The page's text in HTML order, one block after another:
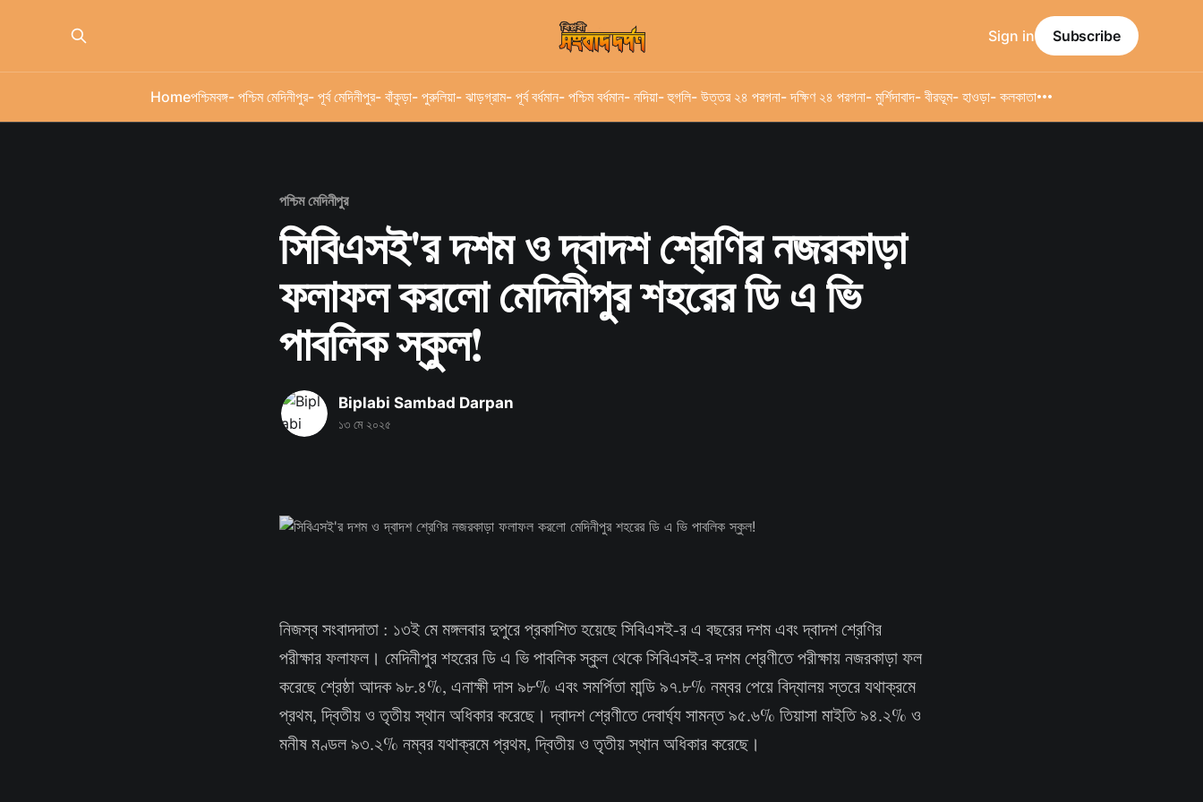
Homeপশ্চিমবঙ্গ- পশ্চিম মেদিনীপুর- পূর্ব মেদিনীপুর- বাঁকুড়া- পুরুলিয়া- ঝাড়গ্রাম- পূর্ব বর্ধমান- পশ্চিম বর্ধমান- নদিয়া- হুগলি- উত্তর ২৪ পরগনা- দক্ষিণ ২৪ পরগনা- মুর্শিদাবাদ- বীরভূম- হাওড়া- কলকাতা
Sign in Subscribe
পশ্চিম মেদিনীপুর
সিবিএসই'র দশম ও দ্বাদশ শ্রেণির নজরকাড়া
ফলাফল করলো মেদিনীপুর শহরের ডি এ ভি
পাবলিক স্কুল!
Biplabi Sambad Darpan
১৩ মে ২০২৫
নিজস্ব সংবাদদাতা : ১৩ই মে মঙ্গলবার দুপুরে প্রকাশিত হয়েছে সিবি‌এসই-র এ বছরের দশম এবং দ্বাদশ শ্রেণির
পরীক্ষার ফলাফল। মেদিনীপুর শহরের ডি এ ভি পাবলিক স্কুল থেকে সিবিএসই-র দশম শ্রেণীতে পরীক্ষায় নজরকাড়া ফল
করেছে শ্রেষ্ঠা আদক ৯৮.৪%, এনাক্ষী দাস ৯৮% এবং সমর্পিতা মান্ডি ৯৭.৮% নম্বর পেয়ে বিদ্যালয় স্তরে যথাক্রমে
প্রথম, দ্বিতীয় ও তৃতীয় স্থান অধিকার করেছে। দ্বাদশ শ্রেণীতে দেবার্ঘ্য সামন্ত ৯৫.৬% তিয়াসা মাইতি ৯৪.২% ও
মনীষ মণ্ডল ৯৩.২% নম্বর যথাক্রমে প্রথম, দ্বিতীয় ও তৃতীয় স্থান অধিকার করেছে।